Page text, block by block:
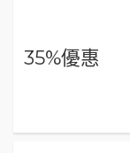
35%優惠